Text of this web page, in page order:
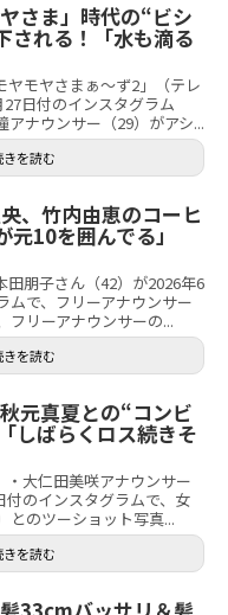
さま」時代の“ビシ
される！「水も滴る
ヤモヤさまぁ～ず2」（テレ
日付のインスタグラム
アナウンサー（29）がアシ...
きを読む
、竹内由恵のコーヒ
10を囲んでる」
田朋子さん（42）が2026年6
ムで、フリーアナウンサー
フリーアナウンサーの...
きを読む
元真夏との“コンビ
しばらくロス続きそ
・大仁田美咲アナウンサー
付のインスタグラムで、女
とのツーショット写真...
きを読む